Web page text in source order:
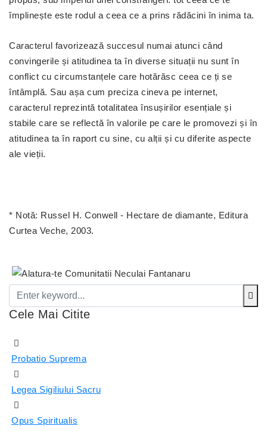
împlinește este rodul a ceea ce a prins rădăcini în inima ta.
Caracterul favorizează succesul numai atunci când
convingerile și atitudinea ta în diverse situații nu sunt în
conflict cu circumstanțele care hotărăsc ceea ce ți se
întâmplă. Sau așa cum preciza cineva pe internet,
caracterul reprezintă totalitatea însușirilor esențiale și
stabile care se reflectă în valorile pe care le promovezi și în
atitudinea ta în raport cu sine, cu alții și cu diferite aspecte
ale vieții.
* Notă: Russel H. Conwell - Hectare de diamante, Editura
Curtea Veche, 2003.
Cele Mai Citite
Probatio Suprema
Legea Sigiliului Sacru
Opus Spiritualis